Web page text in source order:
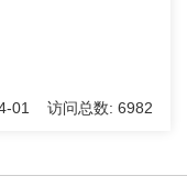
01 访问总数: 6982